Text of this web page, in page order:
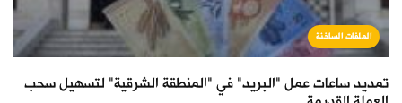
الملفات الساخنة
تمديد ساعات عمل "البريد" في "المنطقة الشرقية" لتسهيل سحب